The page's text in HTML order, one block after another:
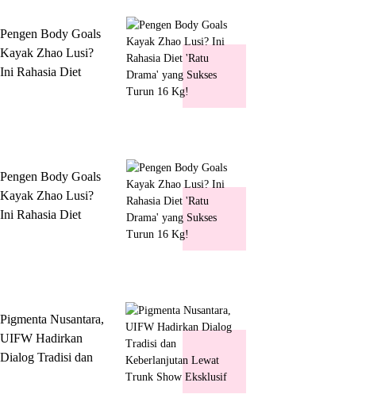
Pengen Body Goals
Kayak Zhao Lusi?
Ini Rahasia Diet
Pengen Body Goals
Kayak Zhao Lusi?
Ini Rahasia Diet
Pigmenta Nusantara,
UIFW Hadirkan
Dialog Tradisi dan